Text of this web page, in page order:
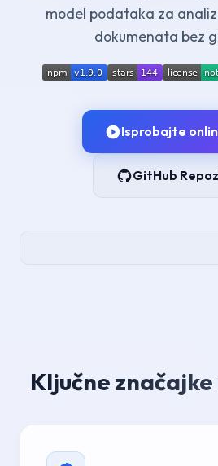
model podataka za
dokumenata bez
Isprobajte
GitHub
Ključne